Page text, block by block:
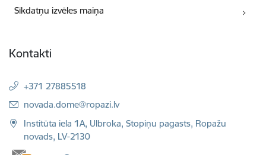
Sīkdatņu izvēles maiņa
Kontakti
+371 27885518
E-pasts:
novada.dome@ropazi.lv
Institūta iela 1A, Ulbroka, Stopiņu pagasts, Ropažu
novads, LV-2130